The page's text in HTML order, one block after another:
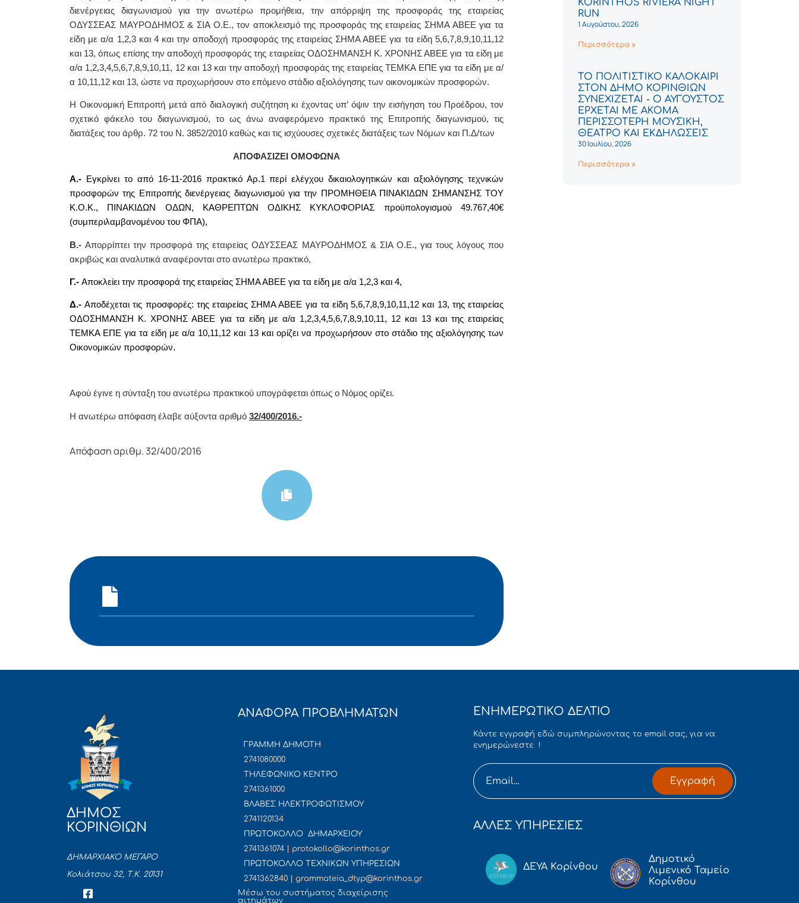
διενέργειας διαγωνισμού για την ανωτέρω προμήθεια,
την απόρριψη τηςπροσφοράς της εταιρείας
ΟΔΥΣΣΕΑΣ ΜΑΥΡΟΔΗΜΟΣ & ΣΙΑ Ο.Ε., τον αποκλεισμό τηςπροσφοράς της εταιρείας ΣΗΜΑ ΑΒΕΕ για τα
είδη με α/α 1,2,3 και 4 και την αποδοχή προσφοράς της εταιρείας ΣΗΜΑ ΑΒΕΕ για τα είδη 5,6,7,8,9,10,11,12
και 13, όπως επίσης την αποδοχή προσφοράς της εταιρείας ΟΔΟΣΗΜΑΝΣΗ Κ. ΧΡΟΝΗΣ ΑΒΕΕ για τα είδη με
α/α 1,2,3,4,5,6,7,8,9,10,11, 12 και 13 και την αποδοχή προσφοράς της εταιρείας ΤΕΜΚΑ ΕΠΕ για τα είδη με α/
α 10,11,12 και 13, ώστε να προχωρήσουν στο επόμενο στάδιο αξιολόγησης των οικονομικών προσφορών.
Η Οικονομική Επιτροπή μετά από διαλογική συζήτηση κι έχοντας υπ’ όψιν την εισήγηση του Προέδρου, τον
σχετικό φάκελο του διαγωνισμού, το ως άνω αναφερόμενο πρακτικό της Επιτροπής διαγωνισμού, τις
διατάξεις του άρθρ. 72 του Ν. 3852/2010 καθώς και τις ισχύουσες σχετικές διατάξεις των Νόμων και Π.Δ/των
ΑΠΟΦΑΣΙΖΕΙ ΟΜΟΦΩΝΑ
Α.-
Εγκρίνει το από 16-11-2016 πρακτικό Αρ.1 περί ελέγχου δικαιολογητικών και αξιολόγησης τεχνικών
προσφορών της Επιτροπής διενέργειας διαγωνισμού για την
ΠΡΟΜΗΘΕΙΑ ΠΙΝΑΚΙΔΩΝ ΣΗΜΑΝΣΗΣ ΤΟΥ
Κ.Ο.Κ., ΠΙΝΑΚΙΔΩΝ ΟΔΩΝ, ΚΑΘΡΕΠΤΩΝ ΟΔΙΚΗΣ ΚΥΚΛΟΦΟΡΙΑΣ προϋπολογισμού 49.767,40€
(συμπεριλαμβανομένου του ΦΠΑ),
Β.-Απορρίπτειτην προσφορά της εταιρείας ΟΔΥΣΣΕΑΣ ΜΑΥΡΟΔΗΜΟΣ & ΣΙΑ Ο.Ε., για τους λόγους που
ακριβώς και αναλυτικά αναφέρονται στο ανωτέρω πρακτικό,
Γ.- Αποκλείει την προσφορά της εταιρείας ΣΗΜΑ ΑΒΕΕ για τα είδη με α/α 1,2,3 και 4,
Δ.-Αποδέχεται τις προσφορές: της εταιρείας ΣΗΜΑ ΑΒΕΕ για τα είδη 5,6,7,8,9,10,11,12 και 13, της εταιρείας
ΟΔΟΣΗΜΑΝΣΗ Κ. ΧΡΟΝΗΣ ΑΒΕΕ για τα είδη με α/α 1,2,3,4,5,6,7,8,9,10,11, 12 και 13 και της εταιρείας
ΤΕΜΚΑ ΕΠΕ για τα είδη με α/α 10,11,12 και 13και ορίζει να προχωρήσουν στο στάδιο της αξιολόγησης των
Οικονομικών προσφορών.
Αφoύ έγιvε η σύvταξη τoυ αvωτέρω πρακτικoύ υπoγράφεται όπως o Νόμoς oρίζει.
Η αvωτέρω απόφαση έλαβε αύξοντα αριθμό 32/400/2016.-
Απόφαση αριθμ. 32/400/2016
RUN
1 Αυγούστου, 2026
Περισσότερα »
ΤΟ ΠΟΛΙΤΙΣΤΙΚΟ ΚΑΛΟΚΑΙΡΙ
ΣΤΟΝ ΔΗΜΟ ΚΟΡΙΝΘΙΩΝ
ΣΥΝΕΧΙΖΕΤΑΙ - Ο ΑΥΓΟΥΣΤΟΣ
ΕΡΧΕΤΑΙ ΜΕ ΑΚΟΜΑ
ΠΕΡΙΣΣΟΤΕΡΗ ΜΟΥΣΙΚΗ,
ΘΕΑΤΡΟ ΚΑΙ ΕΚΔΗΛΩΣΕΙΣ
30 Ιουλίου, 2026
Περισσότερα »
ΔΗΜΟΣ
ΚΟΡΙΝΘΙΩΝ
ΔΗΜΑΡΧΙΑΚΟ ΜΕΓΑΡΟ
Κολιάτσου 32, Τ.Κ. 20131
ΑΝΑΦΟΡΑ ΠΡΟΒΛΗΜΑΤΩΝ
ΓΡΑΜΜΗ ΔΗΜΟΤΗ
2741080000
ΤΗΛΕΦΩΝΙΚΟ ΚΕΝΤΡΟ
2741361000
ΒΛΑΒΕΣ ΗΛΕΚΤΡΟΦΩΤΙΣΜΟΥ
2741120134
ΠΡΩΤΟΚΟΛΛΟ ΔΗΜΑΡΧΕΙΟΥ
2741361074 | protokollo@korinthos.gr
ΠΡΩΤΟΚΟΛΛΟ ΤΕΧΝΙΚΩΝ ΥΠΗΡΕΣΙΩΝ
2741362840 | grammateia_dtyp@korinthos.gr
Mέσω του συστήματος διαχείρισης
αιτημάτων
ΕΝΗΜΕΡΩΤΙΚΟ ΔΕΛΤΙΟ
Κάντε εγγραφή εδώ συμπληρώνοντας το email σας, για να
ενημερώνεστε !
Εγγραφή
ΑΛΛΕΣ ΥΠΗΡΕΣΙΕΣ
ΔΕΥΑ Κορίνθου
Δημοτικό
Λιμενικό Ταμείο
Κορίνθου